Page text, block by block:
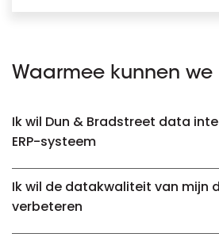
Waarmee kunnen we
Ik wil Dun & Bradstreet data
ERP-systeem
Ik wil de datakwaliteit van mijn
verbeteren